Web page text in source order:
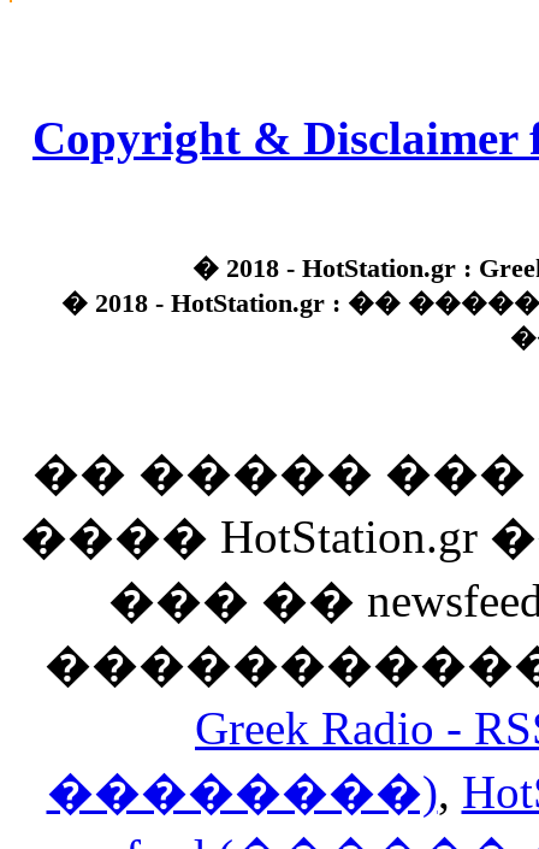
Copyright & Disclaimer
� 2018 - HotStation.gr :
� 2018 - HotStation.gr : ��
�� �����
����
��� ��
Greek Radio
��������),